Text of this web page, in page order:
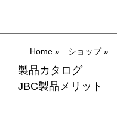
Home» ショップ»
製品カタログ
JBC製品メリット